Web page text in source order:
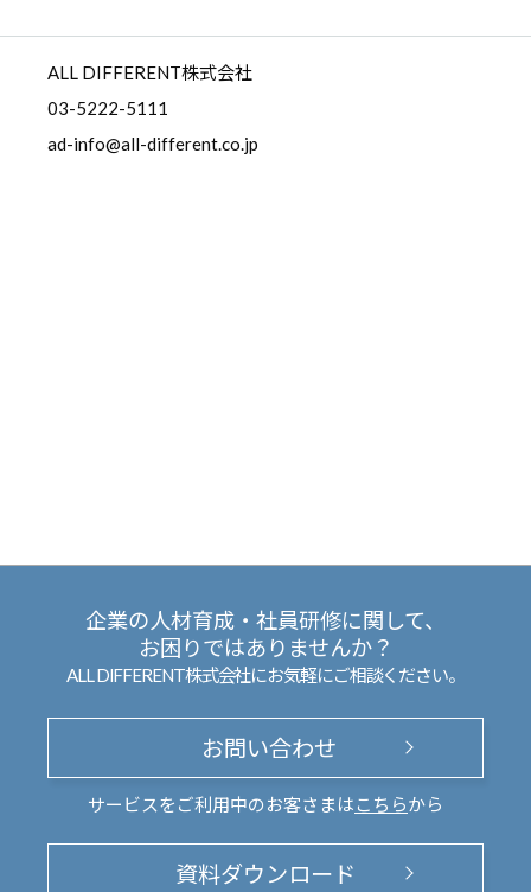
ALL DIFFERENT株式会社
03-5222-5111
ad-info@all-different.co.jp
企業の人材育成・社員研修に関して、
お困りではありませんか？
ALL DIFFERENT株式会社にお気軽にご相談ください。
お問い合わせ
サービスをご利用中のお客さまは こちらから
資料ダウンロード